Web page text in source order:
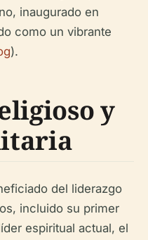
inaugurado en
como un vibrante
).
y
del liderazgo
incluido su primer
espiritual actual, el